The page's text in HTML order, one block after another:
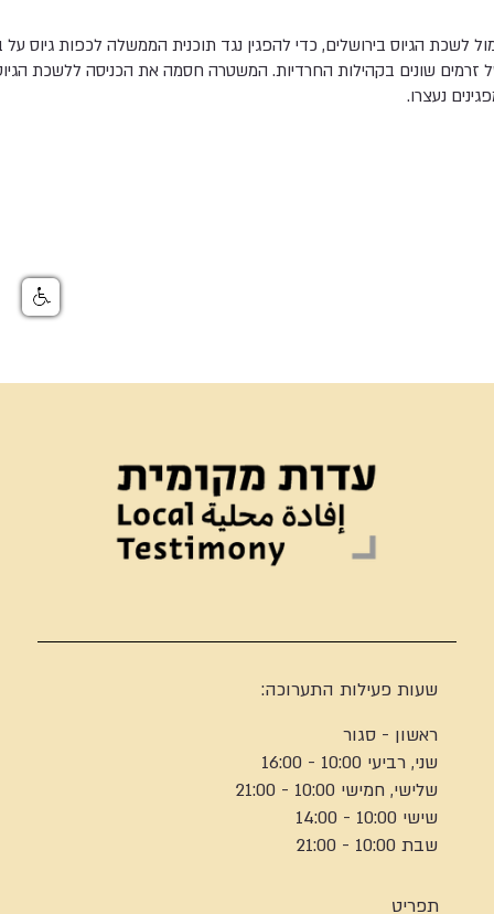
מול לשכת הגיוס בירושלים, כדי להפגין נגד תוכנית הממשלה לכפות גיוס
זרמים שונים בקהילות החרדיות. המשטרה חסמה את הכניסה ללשכת
נעצרו.
שעות פעילות התערוכה:
ראשון - סגור
שני, רביעי 10:00 - 16:00
שלישי, חמישי 10:00 - 21:00
שישי 10:00 - 14:00
שבת 10:00 - 21:00
תפריט